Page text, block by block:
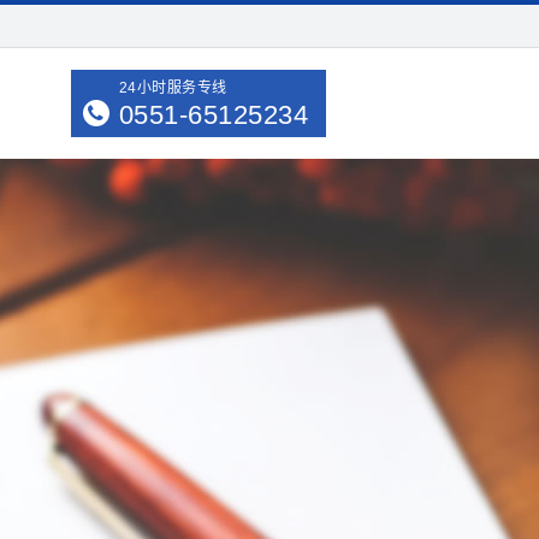
24小时服务专线
0551-65125234